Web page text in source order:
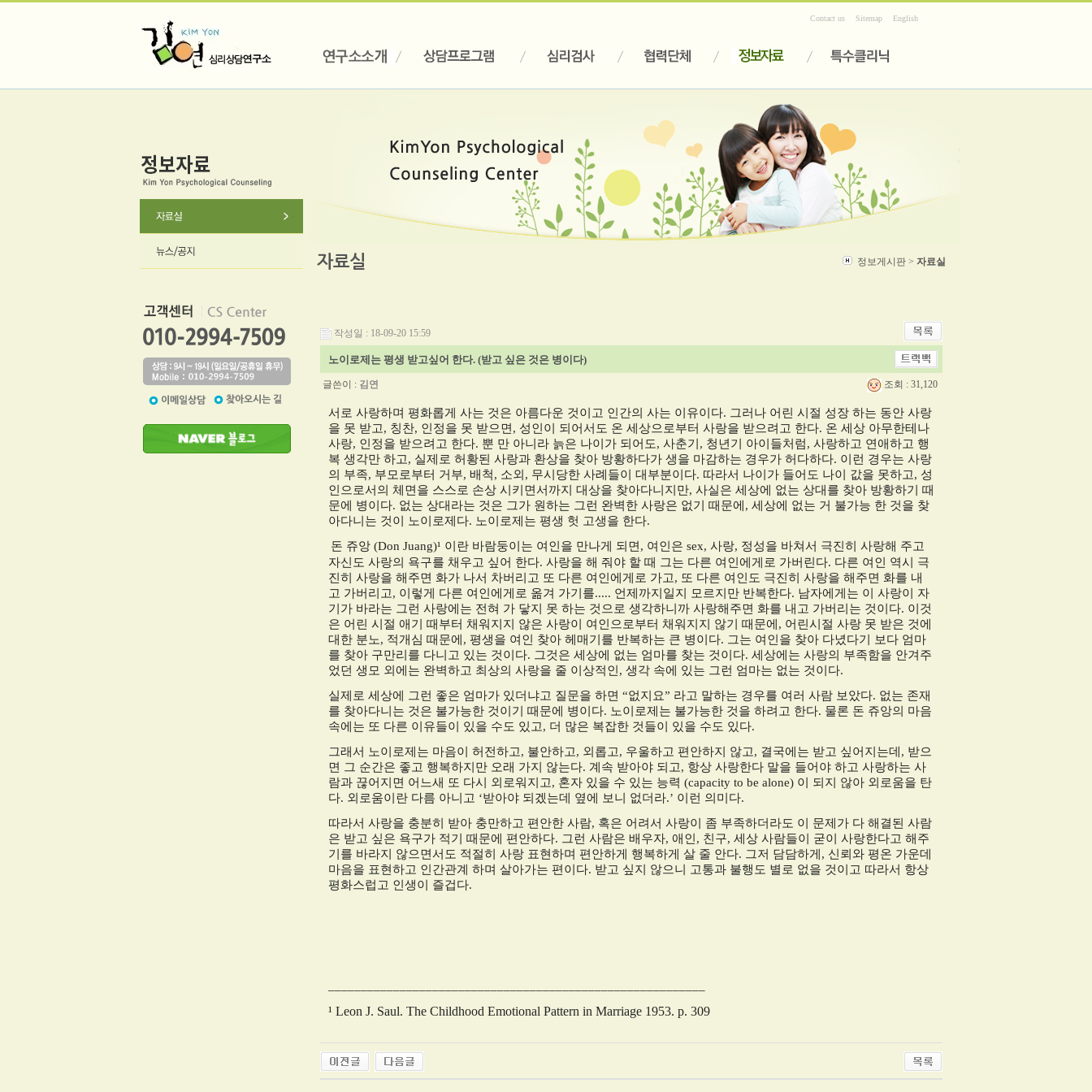
Contact us Sitemap English
자료실 정보게시판 > 자료실
작성일 : 18-09-20 15:59
노이로제는 평생 받고싶어 한다. (받고 싶은 것은 병이다)
글쓴이 : 김연 조회 : 31,120
서로 사랑하며 평화롭게 사는 것은 아름다운 것이고 인간의 사는 이유이다. 그러나 어린 시절 성장 하는 동안 사랑
을 못 받고, 칭찬, 인정을 못 받으면 , 성인이 되어서도 온 세상으로부터 사랑을 받으려고 한다. 온 세상 아무한테나
사랑, 인정을 받으려고 한다. 뿐 만 아니라 늙은 나이가 되어도, 사춘기 , 청년기 아이들처럼, 사랑하고 연애하고 행
복 생각만 하고, 실제로 허황된 사랑과 환상을 찾아 방황하다가 생을 마감하는 경우가 허다하다. 이런 경우는 사랑
의 부족, 부모로부터 거부, 배척, 소외 , 무시당한 사례들이 대부분이다. 따라서 나이가 들어도 나이 값을 못하고, 성
인으로서의 체면을 스스로 손상 시키면서까지 대상을 찾아다니지만, 사실은 세상에 없는 상대를 찾아 방황하기 때
문에 병이다. 없는 상대라는 것은 그가 원하는 그런 완벽한 사랑은 없기 때문에 , 세상에 없는 거 불가능 한 것을 찾
아다니는 것이 노이로제다. 노이로제는 평생 헛 고생을 한다.
돈 쥬앙 (Don Juang)¹ 이란 바람둥이는 여인을 만나게 되면 , 여인은 sex, 사랑, 정성을 바쳐서 극진히 사랑해 주고
자신도 사랑의 욕구를 채우고 싶어 한다. 사랑을 해 줘야 할 때 그는 다른 여인에게로 가버린다. 다른 여인 역시 극
진히 사랑을 해주면 화가 나서 차버리고 또 다른 여인에게로 가고, 또 다른 여인도 극진히 사랑을 해주면 화를 내
고 가버리고, 이렇게 다른 여인에게로 옮겨 가기를..... 언제까지일지 모르지만 반복한다. 남자에게는 이 사랑이 자
기가 바라는 그런 사랑에는 전혀 가 닿지 못 하는 것으로 생각하니까 사랑해주면 화를 내고 가버리는 것이다. 이것
은 어린 시절 애기 때부터 채워지지 않은 사랑이 여인으로부터 채워지지 않기 때문에 , 어린시절 사랑 못 받은 것에
대한 분노, 적개심 때문에 , 평생을 여인 찾아 헤매기를 반복하는 큰 병이다. 그는 여인을 찾아 다녔다기 보다 엄마
를 찾아 구만리를 다니고 있는 것이다. 그것은 세상에 없는 엄마를 찾는 것이다. 세상에는 사랑의 부족함을 안겨주
었던 생모 외에는 완벽하고 최상의 사랑을 줄 이상적인 , 생각 속에 있는 그런 엄마는 없는 것이다.
실제로 세상에 그런 좋은 엄마가 있더냐고 질문을 하면 “없지요” 라고 말하는 경우를 여러 사람 보았다. 없는 존재
를 찾아다니는 것은 불가능한 것이기 때문에 병이다. 노이로제는 불가능한 것을 하려고 한다. 물론 돈 쥬앙의 마음
속에는 또 다른 이유들이 있을 수도 있고, 더 많은 복잡한 것들이 있을 수도 있다.
그래서 노이로제는 마음이 허전하고, 불안하고, 외롭고, 우울하고 편안하지 않고, 결국에는 받고 싶어지는데 , 받으
면 그 순간은 좋고 행복하지만 오래 가지 않는다. 계속 받아야 되고, 항상 사랑한다 말을 들어야 하고 사랑하는 사
람과 끊어지면 어느새 또 다시 외로워지고, 혼자 있을 수 있는 능력 (capacity to be alone) 이 되지 않아 외로움을 탄
다. 외로움이란 다름 아니고 ‘받아야 되겠는데 옆에 보니 없더라.’ 이런 의미다.
따라서 사랑을 충분히 받아 충만하고 편안한 사람, 혹은 어려서 사랑이 좀 부족하더라도 이 문제가 다 해결된 사람
은 받고 싶은 욕구가 적기 때문에 편안하다. 그런 사람은 배우자, 애인 , 친구, 세상 사람들이 굳이 사랑한다고 해주
기를 바라지 않으면서도 적절히 사랑 표현하며 편안하게 행복하게 살 줄 안다. 그저 담담하게 , 신뢰와 평온 가운데
마음을 표현하고 인간관계 하며 살아가는 편이다. 받고 싶지 않으니 고통과 불행도 별로 없을 것이고 따라서 항상
평화스럽고 인생이 즐겁다.
¹ Leon J. Saul. The Childhood Emotional Pattern in Marriage 1953. p. 309